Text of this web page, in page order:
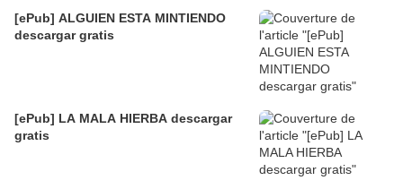
[ePub] ALGUIEN ESTA MINTIENDO
descargar gratis
[ePub] LA MALA HIERBA descargar
gratis